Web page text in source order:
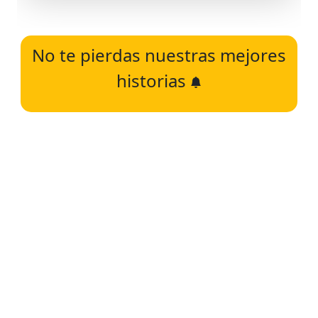
No te pierdas nuestras mejores
historias